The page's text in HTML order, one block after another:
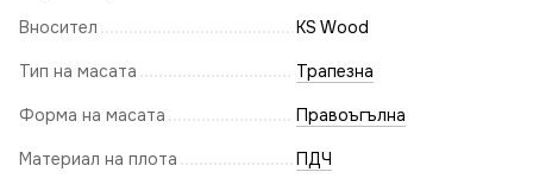
Вносител KS Wood
Тип на масата Трапезна
Форма на масата Правоъгълна
Материал на плота ПДЧ